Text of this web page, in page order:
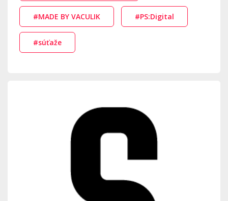
#MADE BY VACULIK #PS:Digital
#súťaže